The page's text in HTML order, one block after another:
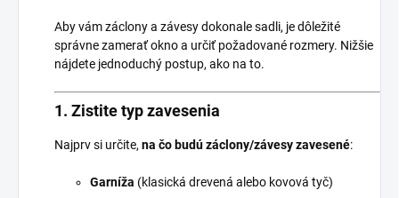
Aby vám záclony a závesy dokonale sadli, je dôležité
správne zamerať okno a určiť požadované rozmery. Nižšie
nájdete jednoduchý postup, ako na to.
1. Zistite typ zavesenia
Najprv si určite, na čo budú záclony/závesy zavesené:
Garníža (klasická drevená alebo kovová tyč)